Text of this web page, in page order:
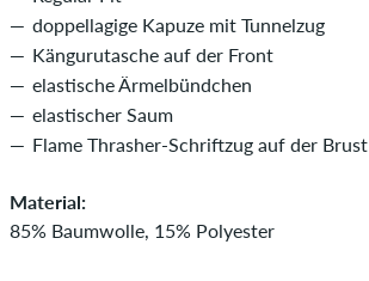
doppellagige Kapuze mit Tunnelzug
Kängurutasche auf der Front
elastische Ärmelbündchen
elastischer Saum
Flame Thrasher-Schriftzug auf der Brust
Material:
85% Baumwolle, 15% Polyester